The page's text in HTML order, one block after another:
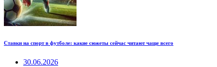
Ставки на спорт в футболе: какие сюжеты сейчас читают чаще всего
30.06.2026